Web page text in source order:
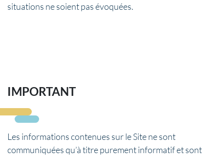
situations ne soient pas évoquées.
IMPORTANT
Les informations contenues sur le Site ne sont
communiquées qu’à titre purement informatif et sont